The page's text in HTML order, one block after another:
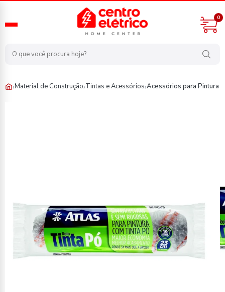
0
›Material de Construção›Tintas e Acessórios›Acessórios para Pintura